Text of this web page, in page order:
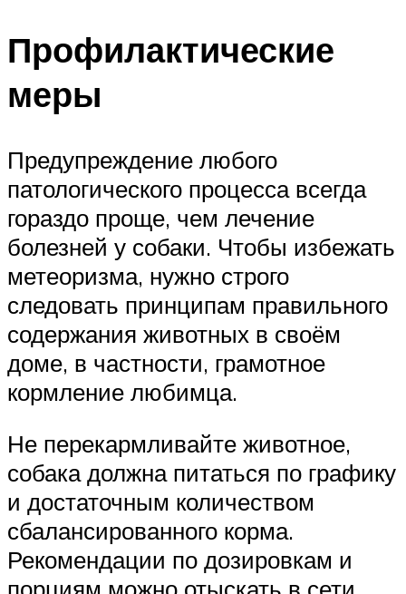
Профилактические
меры
Предупреждение любого
патологического процесса всегда
гораздо проще, чем лечение
болезней у собаки. Чтобы избежать
метеоризма, нужно строго
следовать принципам правильного
содержания животных в своём
доме, в частности, грамотное
кормление любимца.
Не перекармливайте животное,
собака должна питаться по графику
и достаточным количеством
сбалансированного корма.
Рекомендации по дозировкам и